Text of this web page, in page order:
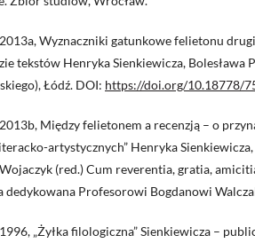
Wyznaczniki gatunkowe felietonu
tekstów Henryka Sienkiewicza, Bolesława
Łódź. DOI: https://doi.org/10.18778/
Między felietonem a recenzją – o
artystycznych” Henryka Sienkiewicza,
(red.) Cum reverentia, gratia,
dedykowana Profesorowi Bogdanowi
„Żyłka filologiczna” Sienkiewicza –